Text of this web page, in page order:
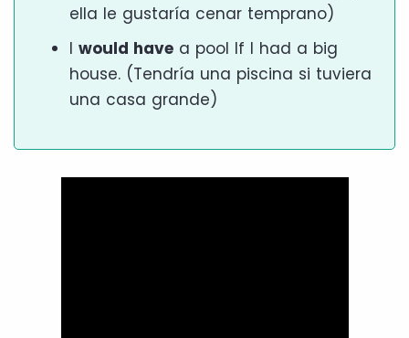
ella le gustaría cenar temprano)
I would have a pool If I had a big
house. (Tendría una piscina si tuviera
una casa grande)